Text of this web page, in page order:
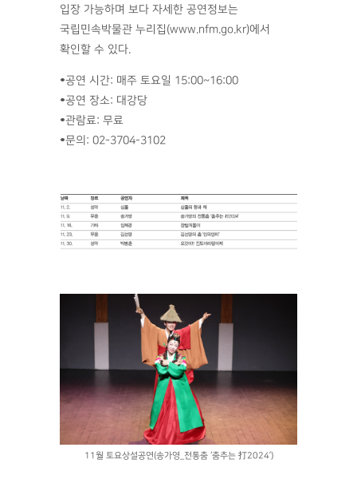
입장 가능하며 보다 자세한 공연정보는
국립민속박물관 누리집(www.nfm.go.kr)에서
확인할 수 있다.
•공연 시간: 매주 토요일 15:00~16:00
•공연 장소: 대강당
•관람료: 무료
•문의: 02-3704-3102
11월 토요상설공연(송가영_전통춤 ‘춤추는 打2024’)